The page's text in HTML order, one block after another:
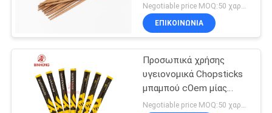
Negotiable price MOQ:50 χαρτοκιβώτιο
ΕΠΙΚΟΙΝΩΝΙΑ
Προσωπικά χρήσης
υγειονομικά Chopsticks
μπαμπού cOem μίας
χρήσης